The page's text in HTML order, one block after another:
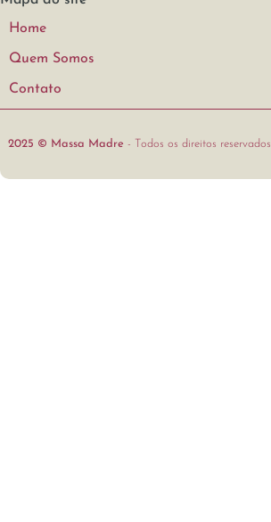
Home
Quem Somos
Contato
2025 © Massa Madre - Todos os direitos reservados